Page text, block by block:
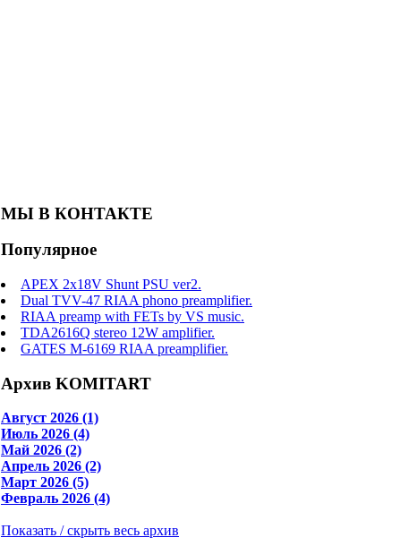
МЫ В КОНТАКТЕ
Популярное
APEX 2x18V Shunt PSU ver2.
Dual TVV-47 RIAA phono preamplifier.
RIAA preamp with FETs by VS music.
TDA2616Q stereo 12W amplifier.
GATES M-6169 RIAA preamplifier.
Архив KOMITART
Август 2026 (1)
Июль 2026 (4)
Май 2026 (2)
Апрель 2026 (2)
Март 2026 (5)
Февраль 2026 (4)
Показать / скрыть весь архив